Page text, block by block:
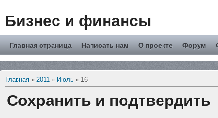
Бизнес и финансы
Главная страница Написать нам О проекте Форум
Главная » 2011 » Июль » 16
Сохранить и подтвердить